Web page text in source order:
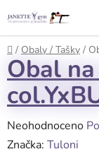
na
obsah
Domů
/ Obaly / Tašky /
Obal
Průměrné
hodnocení
Neohodnoceno
Značka: Tuloni